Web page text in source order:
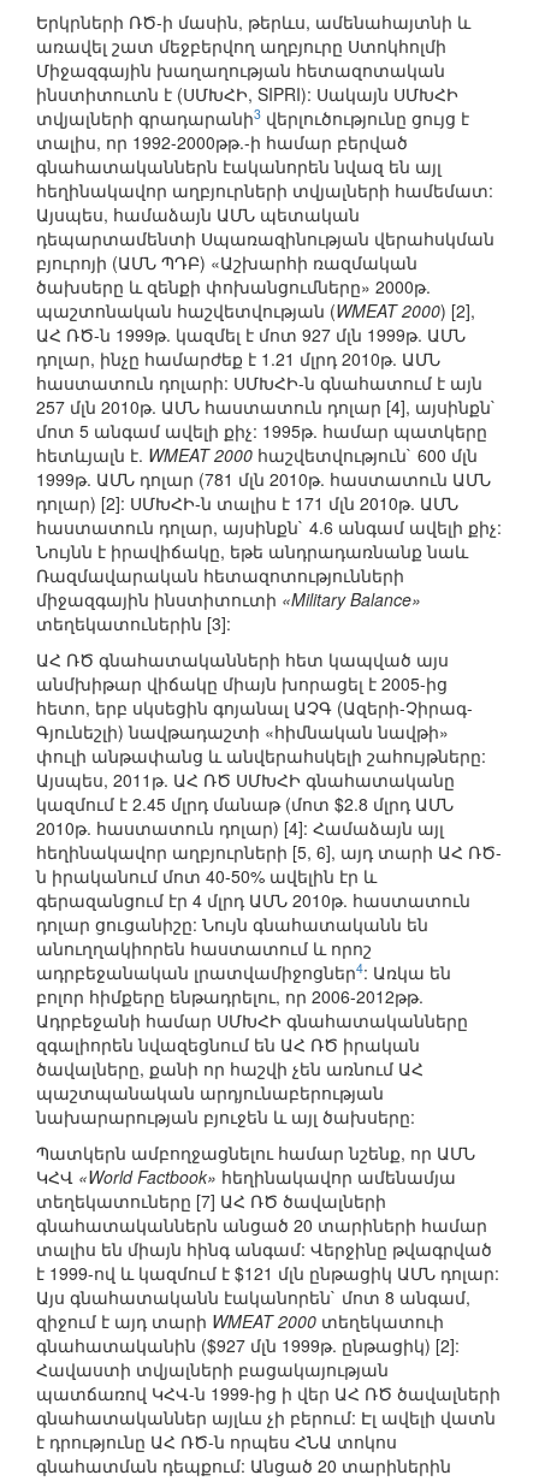
Երկրների ՌԾ-ի մասին, թերևս, ամենահայտնի և
առավել շատ մեջբերվող աղբյուրը Ստոկհոլմի
Միջազգային խաղաղության հետազոտական
ինստիտուտն է (ՍՄԽՀԻ, SIPRI): Սակայն ՍՄԽՀԻ
տվյալների գրադարանի3 վերլուծությունը ցույց է
տալիս, որ 1992-2000թթ.-ի համար բերված
գնահատականներն էականորեն նվազ են այլ
հեղինակավոր աղբյուրների տվյալների համեմատ:
Այսպես, համաձայն ԱՄՆ պետական
դեպարտամենտի Սպառազինության վերահսկման
բյուրոյի (ԱՄՆ ՊԴԲ) «Աշխարհի ռազմական
ծախսերը և զենքի փոխանցումները» 2000թ.
պաշտոնական հաշվետվության (WMEAT 2000) [2],
ԱՀ ՌԾ-ն 1999թ. կազմել է մոտ 927 մլն 1999թ. ԱՄՆ
դոլար, ինչը համարժեք է 1.21 մլրդ 2010թ. ԱՄՆ
հաստատուն դոլարի: ՍՄԽՀԻ-ն գնահատում է այն
257 մլն 2010թ. ԱՄՆ հաստատուն դոլար [4], այսինքն`
մոտ 5 անգամ ավելի քիչ: 1995թ. համար պատկերը
հետևյալն է. WMEAT 2000 հաշվետվություն` 600 մլն
1999թ. ԱՄՆ դոլար (781 մլն 2010թ. հաստատուն ԱՄՆ
դոլար) [2]: ՍՄԽՀԻ-ն տալիս է 171 մլն 2010թ. ԱՄՆ
հաստատուն դոլար, այսինքն` 4.6 անգամ ավելի քիչ:
Նույնն է իրավիճակը, եթե անդրադառնանք նաև
Ռազմավարական հետազոտությունների
միջազգային ինստիտուտի «Military Balance»
տեղեկատուներին [3]:
ԱՀ ՌԾ գնահատականների հետ կապված այս
անմխիթար վիճակը միայն խորացել է 2005-ից
հետո, երբ սկսեցին գոյանալ ԱՉԳ (Ազերի-Չիրագ-
Գյունեշլի) նավթադաշտի «հիմնական նավթի»
փուլի անթափանց և անվերահսկելի շահույթները:
Այսպես, 2011թ. ԱՀ ՌԾ ՍՄԽՀԻ գնահատականը
կազմում է 2.45 մլրդ մանաթ (մոտ $2.8 մլրդ ԱՄՆ
2010թ. հաստատուն դոլար) [4]: Համաձայն այլ
հեղինակավոր աղբյուրների [5, 6], այդ տարի ԱՀ ՌԾ-
ն իրականում մոտ 40-50% ավելին էր և
գերազանցում էր 4 մլրդ ԱՄՆ 2010թ. հաստատուն
դոլար ցուցանիշը: Նույն գնահատականն են
անուղղակիորեն հաստատում և որոշ
ադրբեջանական լրատվամիջոցներ4: Առկա են
բոլոր հիմքերը ենթադրելու, որ 2006-2012թթ.
Ադրբեջանի համար ՍՄԽՀԻ գնահատականները
զգալիորեն նվազեցնում են ԱՀ ՌԾ իրական
ծավալները, քանի որ հաշվի չեն առնում ԱՀ
պաշտպանական արդյունաբերության
նախարարության բյուջեն և այլ ծախսերը:
Պատկերն ամբողջացնելու համար նշենք, որ ԱՄՆ
ԿՀՎ «World Factbook» հեղինակավոր ամենամյա
տեղեկատուները [7] ԱՀ ՌԾ ծավալների
գնահատականներն անցած 20 տարիների համար
տալիս են միայն հինգ անգամ: Վերջինը թվագրված
է 1999-ով և կազմում է $121 մլն ընթացիկ ԱՄՆ դոլար:
Այս գնահատականն էականորեն` մոտ 8 անգամ,
զիջում է այդ տարի WMEAT 2000 տեղեկատուի
գնահատականին ($927 մլն 1999թ. ընթացիկ) [2]:
Հավաստի տվյալների բացակայության
պատճառով ԿՀՎ-ն 1999-ից ի վեր ԱՀ ՌԾ ծավալների
գնահատականներ այլևս չի բերում: Էլ ավելի վատն
է դրությունը ԱՀ ՌԾ-ն որպես ՀՆԱ տոկոս
գնահատման դեպքում: Անցած 20 տարիներին